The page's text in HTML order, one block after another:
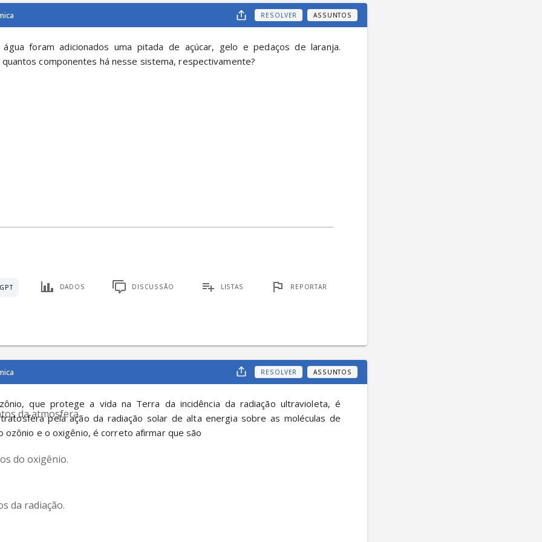
RESOLVER ASSUNTOS
foram adicionados uma pitada de açúcar, gelo e pedaços de laranja.
componentes há nesse sistema, respectivamente?
DADOS DISCUSSÃO LISTAS REPORTAR
RESOLVER ASSUNTOS
que protege a vida na Terra da incidência da radiação ultravioleta, é
pela ação da radiação solar de alta energia sobre as moléculas de
ozônio e o oxigênio, é correto afirmar que são
da atmosfera.
do oxigênio.
da radiação.